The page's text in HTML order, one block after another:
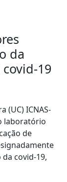
da
19
(UC) ICNAS-
laboratório
de
covid-19,